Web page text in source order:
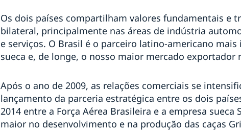
Os dois países compartilham valores fundamentais e
bilateral, principalmente nas áreas de indústria
e serviços. O Brasil é o parceiro latino-americano
sueca e, de longe, o nosso maior mercado exportador
Após o ano de 2009, as relações comerciais se
lançamento da parceria estratégica entre os dois
2014 entre a Força Aérea Brasileira e a empresa sueca
maior no desenvolvimento e na produção das caças